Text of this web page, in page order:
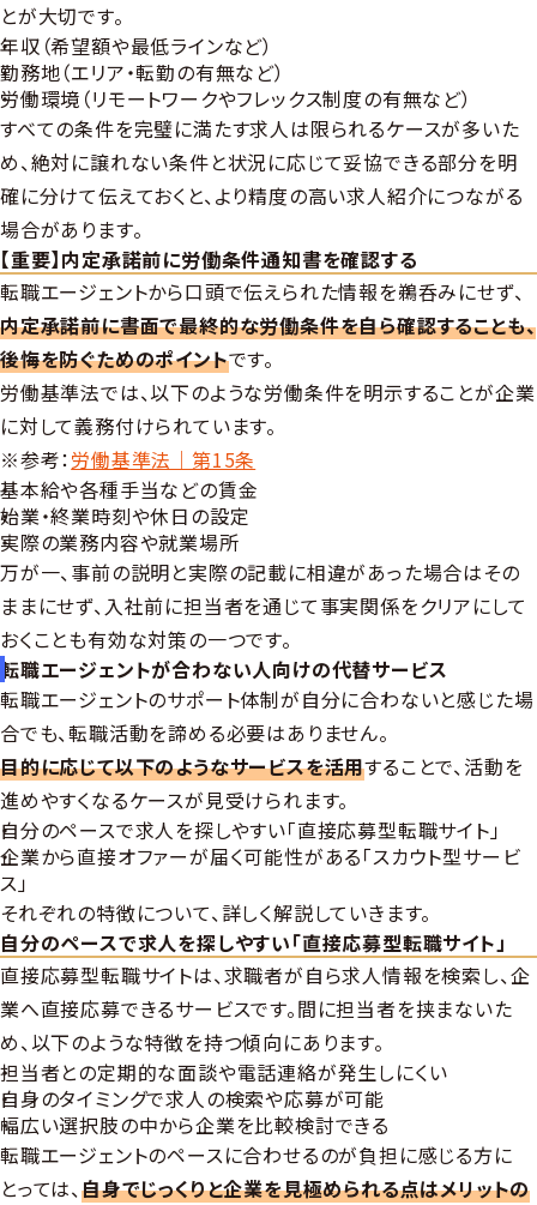
とが大切です。
年収（希望額や最低ラインなど）
勤務地（エリア・転勤の有無など）
労働環境（リモートワークやフレックス制度の有無など）
すべての条件を完璧に満たす求人は限られるケースが多いた
め、絶対に譲れない条件と状況に応じて妥協できる部分を明
確に分けて伝えておくと、より精度の高い求人紹介につながる
場合があります。
【重要】内定承諾前に労働条件通知書を確認する
転職エージェントから口頭で伝えられた情報を鵜呑みにせず、
内定承諾前に書面で最終的な労働条件を自ら確認することも、
後悔を防ぐためのポイントです。
労働基準法では、以下のような労働条件を明示することが企業
に対して義務付けられています。
※参考：労働基準法｜第15条
基本給や各種手当などの賃金
始業・終業時刻や休日の設定
実際の業務内容や就業場所
万が一、事前の説明と実際の記載に相違があった場合はその
ままにせず、入社前に担当者を通じて事実関係をクリアにして
おくことも有効な対策の一つです。
転職エージェントが合わない人向けの代替サービス
転職エージェントのサポート体制が自分に合わないと感じた場
合でも、転職活動を諦める必要はありません。
目的に応じて以下のようなサービスを活用することで、活動を
進めやすくなるケースが見受けられます。
自分のペースで求人を探しやすい「直接応募型転職サイト」
企業から直接オファーが届く可能性がある「スカウト型サービ
ス」
それぞれの特徴について、詳しく解説していきます。
自分のペースで求人を探しやすい「直接応募型転職サイト」
直接応募型転職サイトは、求職者が自ら求人情報を検索し、企
業へ直接応募できるサービスです。間に担当者を挟まないた
め、以下のような特徴を持つ傾向にあります。
担当者との定期的な面談や電話連絡が発生しにくい
自身のタイミングで求人の検索や応募が可能
幅広い選択肢の中から企業を比較検討できる
転職エージェントのペースに合わせるのが負担に感じる方に
とっては、自身でじっくりと企業を見極められる点はメリットの